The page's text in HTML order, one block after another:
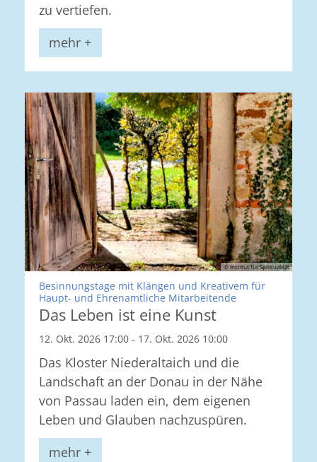
zu vertiefen.
mehr +
© Institut für Spiritualität
Besinnungstage mit Klängen und Kreativem für
Haupt- und Ehrenamtliche Mitarbeitende
Das Leben ist eine Kunst
12. Okt. 2026 17:00 - 17. Okt. 2026 10:00
Das Kloster Niederaltaich und die
Landschaft an der Donau in der Nähe
von Passau laden ein, dem eigenen
Leben und Glauben nachzuspüren.
mehr +